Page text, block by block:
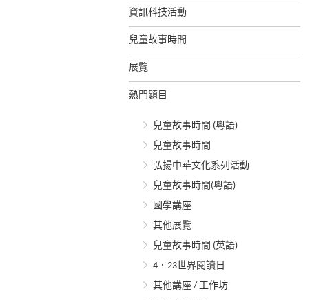
資訊科技活動
兒童故事時間
展覽
熱門題目
兒童故事時間 (粵語)
兒童故事時間
弘揚中華文化系列活動
兒童故事時間(粵語)
國學講座
其他展覽
兒童故事時間 (英語)
4．23世界閱讀日
其他講座 / 工作坊